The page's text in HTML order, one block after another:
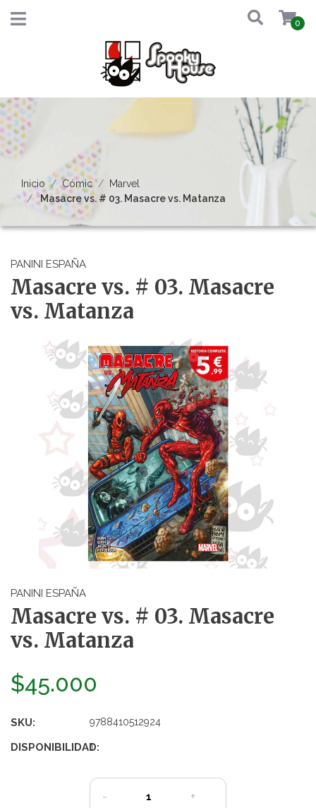
0
Inicio Cómic
Marvel
Masacre vs. # 03. Masacre vs. Matanza
PANINI ESPAÑA
Masacre vs. # 03. Masacre
vs. Matanza
PANINI ESPAÑA
Masacre vs. # 03. Masacre
vs. Matanza
$45.000
SKU: 9788410512924
DISPONIBILIDAD:
1
- +